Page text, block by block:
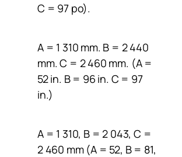
C = 97 po).
A = 1 310 mm. B = 2 440
mm. C = 2 460 mm. (A =
52 in. B = 96 in. C = 97
in.)
A = 1 310, B = 2 043, C =
2 460 mm (A = 52, B = 81,